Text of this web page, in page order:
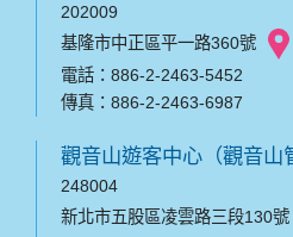
202009
基隆市中正區平一路360號
電話：886-2-2463-5452
傳真：886-2-2463-6987
觀音山遊客中心（觀音山
248004
新北市五股區凌雲路三段130號